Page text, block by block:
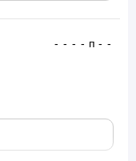
- - - - п - -